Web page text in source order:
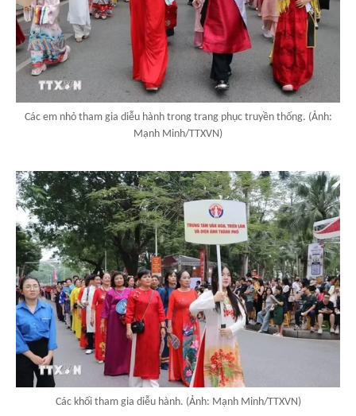
Các em nhỏ tham gia diễu hành trong trang phục truyền thống. (Ảnh:
Mạnh Minh/TTXVN)
Các khối tham gia diễu hành. (Ảnh: Mạnh Minh/TTXVN)